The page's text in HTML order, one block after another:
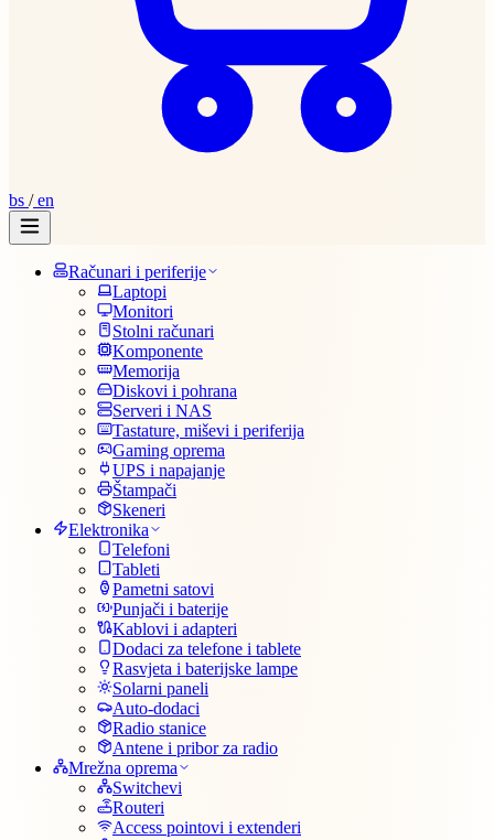
bs /en
Računari i periferije
Laptopi
Monitori
Stolni računari
Komponente
Memorija
Diskovi i pohrana
Serveri i NAS
Tastature, miševi i periferija
Gaming oprema
UPS i napajanje
Štampači
Skeneri
Elektronika
Telefoni
Tableti
Pametni satovi
Punjači i baterije
Kablovi i adapteri
Dodaci za telefone i tablete
Rasvjeta i baterijske lampe
Solarni paneli
Auto-dodaci
Radio stanice
Antene i pribor za radio
Mrežna oprema
Switchevi
Routeri
Access pointovi i extenderi